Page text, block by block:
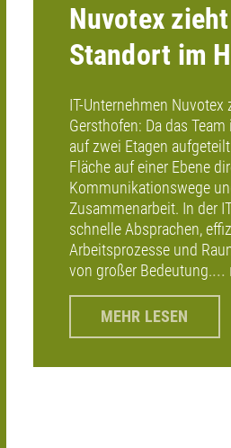
Nuvotex
Standort im
IT-Unternehmen Nuvotex
Gersthofen: Da das
auf zwei Etagen
Fläche auf einer Ebene
Kommunikationswege
Zusammenarbeit. In der
schnelle Absprachen,
Arbeitsprozesse und
von großer Bedeutung....
MEHR LESEN